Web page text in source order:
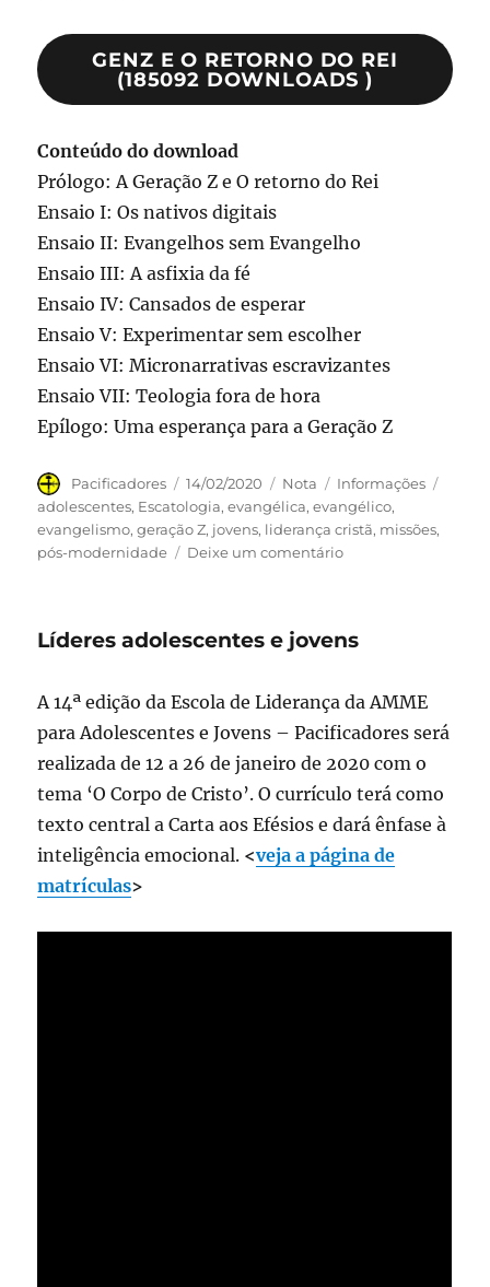
GENZ E O RETORNO DO REI
(185092 DOWNLOADS )
Conteúdo do download
Prólogo: A Geração Z e O retorno do Rei
Ensaio I: Os nativos digitais
Ensaio II: Evangelhos sem Evangelho
Ensaio III: A asfixia da fé
Ensaio IV: Cansados de esperar
Ensaio V: Experimentar sem escolher
Ensaio VI: Micronarrativas escravizantes
Ensaio VII: Teologia fora de hora
Epílogo: Uma esperança para a Geração Z
Autor
Pacificadores
Publicado
em
14/02/2020 Formato
Nota Categorias
Informações
adolescentes, Escatologia,evangélica,evangélico,
evangelismo,geração Z, jovens, liderança cristã, missões,
pós-modernidade
Deixe um comentárioem
e
do
Rei
Líderes adolescentes e jovens
A 14ª edição da Escola de Liderança da AMME
para Adolescentes e Jovens – Pacificadores será
realizada de 12 a 26 de janeiro de 2020 com o
tema ‘O Corpo de Cristo’. O currículo terá como
texto central a Carta aos Efésios e dará ênfase à
inteligência emocional. <veja a página de
matrículas>